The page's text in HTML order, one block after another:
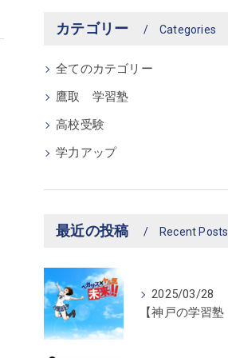
カテゴリー Categories
全てのカテゴリー
鷹取 学習塾
高校受験
学力アップ
最近の投稿 Recent Posts
2025/03/28